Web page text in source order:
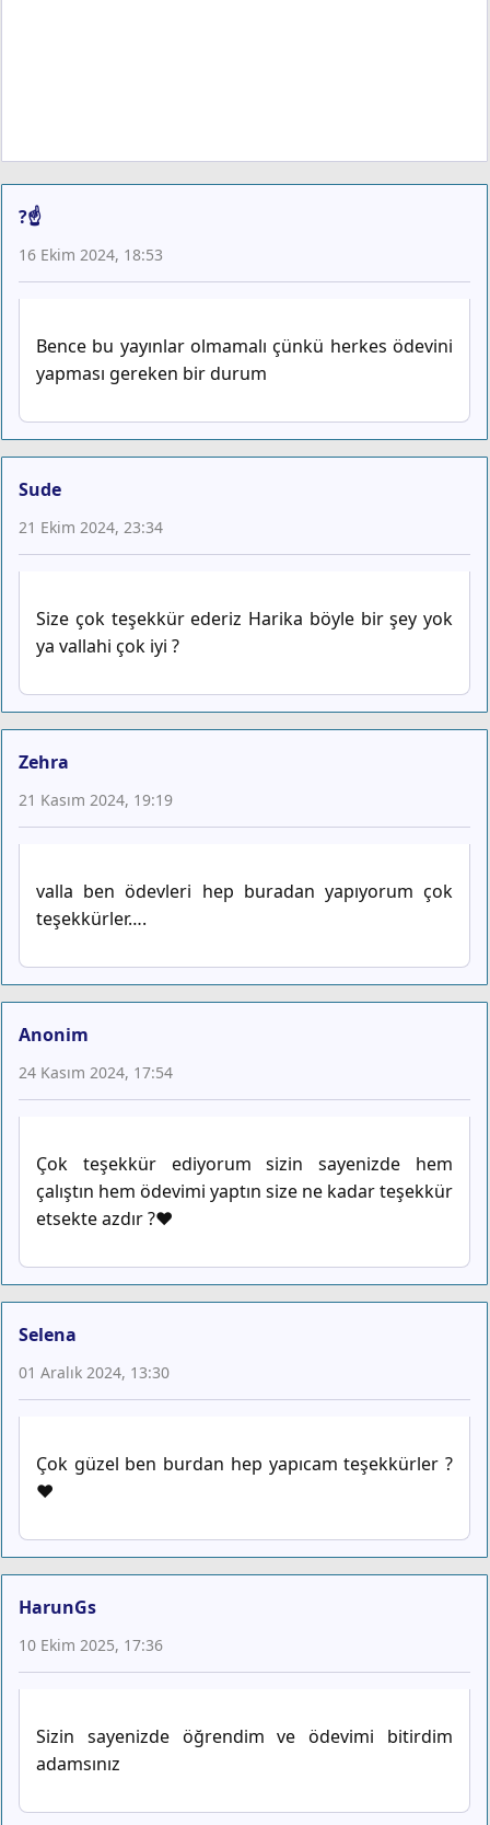
?☝️
16 Ekim 2024, 18:53
Bence bu yayınlar olmamalı çünkü herkes ödevini
yapması gereken bir durum
Sude
21 Ekim 2024, 23:34
Size çok teşekkür ederiz Harika böyle bir şey yok
ya vallahi çok iyi ?
Zehra
21 Kasım 2024, 19:19
valla ben ödevleri hep buradan yapıyorum çok
teşekkürler….
Anonim
24 Kasım 2024, 17:54
Çok teşekkür ediyorum sizin sayenizde hem
çalıştın hem ödevimi yaptın size ne kadar teşekkür
etsekte azdır ?❤️
Selena
01 Aralık 2024, 13:30
Çok güzel ben burdan hep yapıcam teşekkürler ?
❤️
HarunGs
10 Ekim 2025, 17:36
Sizin sayenizde öğrendim ve ödevimi bitirdim
adamsınız